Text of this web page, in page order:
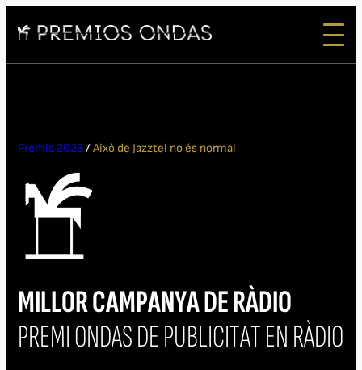
Premis 2023/Això de Jazztel no és normal
MILLOR CAMPANYA DE RÀDIO
PREMI ONDAS DE PUBLICITAT EN RÀDIO